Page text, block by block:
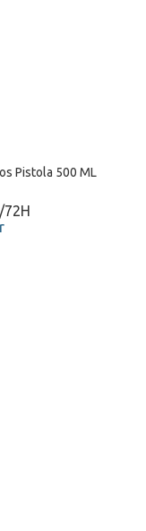
Pistola 500 ML
72H